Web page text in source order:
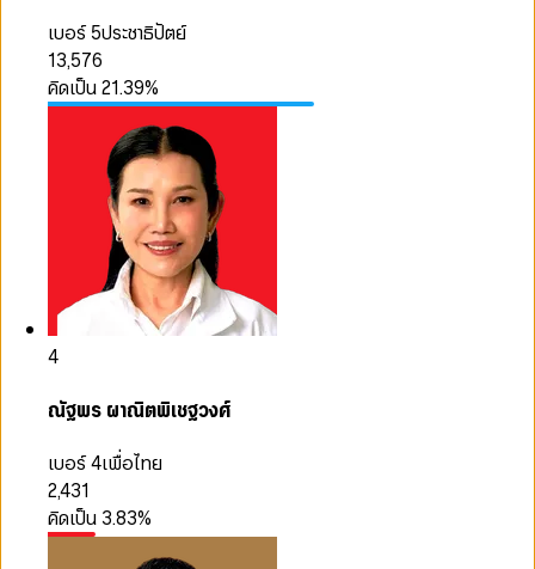
เบอร์ 5ประชาธิปัตย์
13,576
คิดเป็น21.39%
4
ณัฐพร ผาณิตพิเชฐวงศ์
เบอร์ 4เพื่อไทย
2,431
คิดเป็น 3.83%